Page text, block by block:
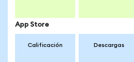
App Store
Calificación Descargas